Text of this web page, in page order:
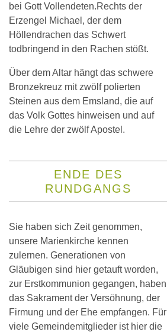
bei Gott Vollendeten.Rechts der
Erzengel Michael, der dem
Höllendrachen das Schwert
todbringend in den Rachen stößt.
Über dem Altar hängt das schwere
Bronzekreuz mit zwölf polierten
Steinen aus dem Emsland, die auf
das Volk Gottes hinweisen und auf
die Lehre der zwölf Apostel.
ENDE DES
RUNDGANGS
Sie haben sich Zeit genommen,
unsere Marienkirche kennen
zulernen. Generationen von
Gläubigen sind hier getauft worden,
zur Erstkommunion gegangen, haben
das Sakrament der Versöhnung, der
Firmung und der Ehe empfangen. Für
viele Gemeindemitglieder ist hier die